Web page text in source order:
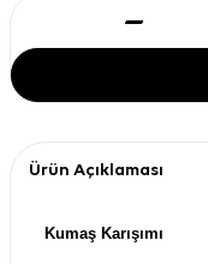
Ürün Açıklaması
Kumaş Karışımı